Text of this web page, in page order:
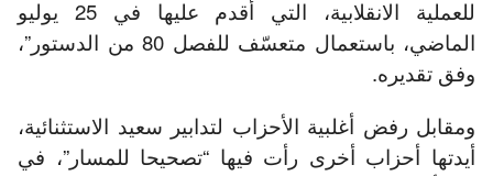
للعملية الانقلابية، التي أقدم عليها في 25 يوليو
الماضي، باستعمال متعسّف للفصل 80 من الدستور”،
وفق تقديره.
ومقابل رفض أغلبية الأحزاب لتدابير سعيد الاستثنائية،
أيدتها أحزاب أخرى رأت فيها “تصحيحا للمسار”، في